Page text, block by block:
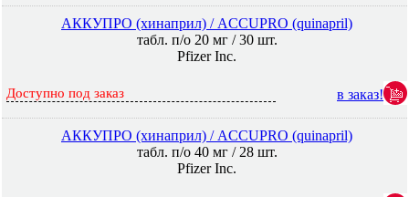
АККУПРО (хинаприл) / ACCUPRO (quinapril)
табл. п/о 20 мг / 30 шт.
Pfizer Inc.
Доступно под заказ в заказ!
АККУПРО (хинаприл) / ACCUPRO (quinapril)
табл. п/о 40 мг / 28 шт.
Pfizer Inc.